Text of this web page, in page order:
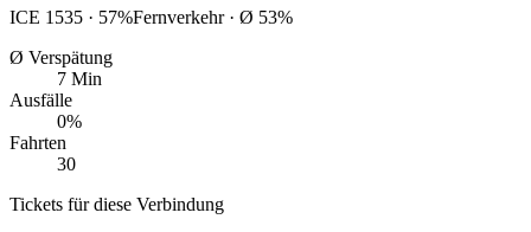
ICE 1535 · 57%Fernverkehr · Ø 53%
Ø Verspätung
7 Min
Ausfälle
0%
Fahrten
30
Tickets für diese Verbindung